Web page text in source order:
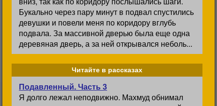
Букально через пару минут в подвал спустились
девушки и повели меня по коридору вглубь
подвала. За массивной дверью была еще одна
деревяная дверь, а за ней открывался неболь...
Читайте в рассказах
Подавленный. Часть 3
Я долго лежал неподвижно. Махмуд обнимал